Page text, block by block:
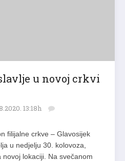
u novoj crkvi
13:18h
filijalne crkve – Glavosijek
u nedjelju 30. kolovoza,
lokaciji. Na svečanom